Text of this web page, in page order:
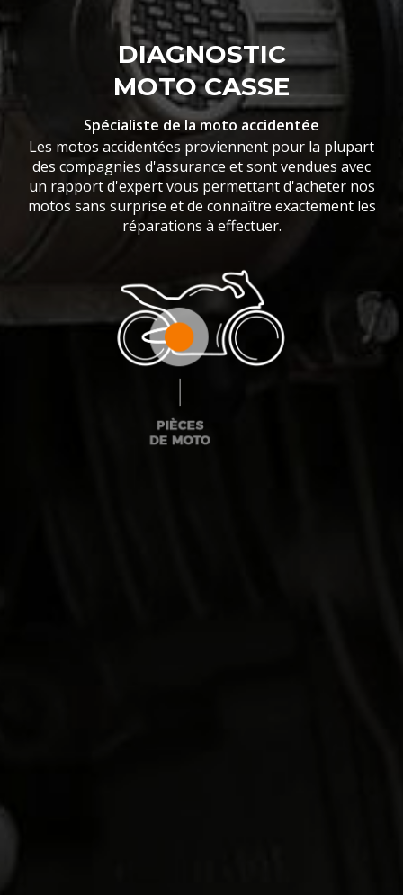
DIAGNOSTIC
MOTO CASSE
Spécialiste de la moto accidentée
Les motos accidentées proviennent pour la plupart
des compagnies d'assurance et sont vendues avec
un rapport d'expert vous permettant d'acheter nos
motos sans surprise et de connaître exactement les
réparations à effectuer.